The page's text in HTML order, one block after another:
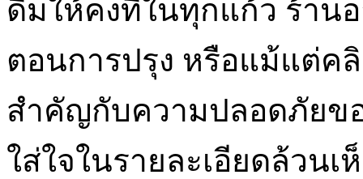
ดื่มให้คงที่ในทุกแก้ว ร้าน
ตอนการปรุง หรือแม้แต่ค
สำคัญกับความปลอดภัยข
ใส่ใจในรายละเอียดล้วน